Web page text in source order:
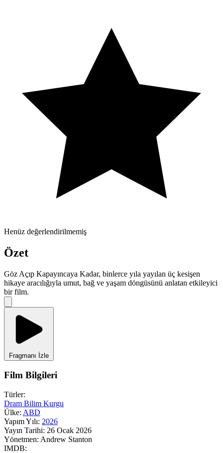
Henüz değerlendirilmemiş
Özet
Göz Açıp Kapayıncaya Kadar, binlerce yıla yayılan üç kesişen
hikaye aracılığıyla umut, bağ ve yaşam döngüsünü anlatan etkileyici
bir film.
Fragmanı İzle
Film Bilgileri
Türler:
Dram Bilim Kurgu
Ülke: ABD
Yapım Yılı: 2026
Yayın Tarihi: 26 Ocak 2026
Yönetmen: Andrew Stanton
IMDB: